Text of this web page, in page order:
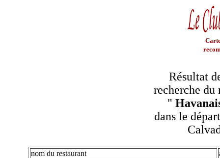
Résultat
recherche du
"
dans le
nom du restaurant